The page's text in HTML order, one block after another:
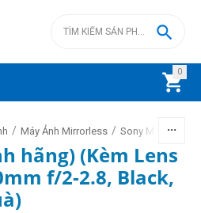
0


/ Máy Ảnh Mirrorless / Sony Mirrorless
hãng) (Kèm Lens
f/2-2.8, Black,